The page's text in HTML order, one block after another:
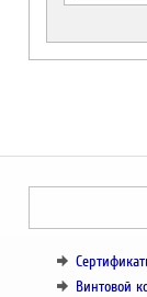
Винтовой